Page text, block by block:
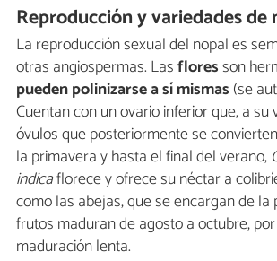
Reproducción y variedades de
La reproducción sexual del nopal es
otras angiospermas. Lasfloresson
pueden polinizarse a sí mismas (se
Cuentan con un ovario inferior que, a su
óvulos que posteriormente se
la primavera y hasta el final del verano,
indicaflorece y ofrece su néctar a
como las abejas, que se encargan de la
frutos maduran de agosto a octubre,
maduración lenta.